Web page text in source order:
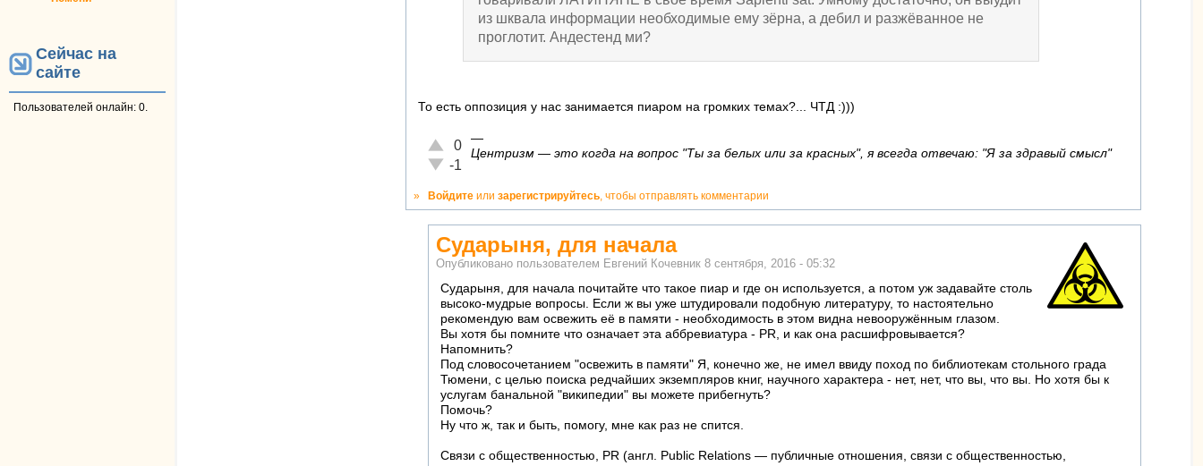
Сейчас на
сайте
Пользователей онлайн: 0.
из шквала информации необходимые ему зёрна, а дебил и разжёванное не
проглотит. Андестенд ми?
То есть оппозиция у нас занимается пиаром на громких темах?... ЧТД :)))
Отлично!
0
Неадекватно!
-1
—
Центризм — это когда на вопрос "Ты за белых или за красных", я всегда отвечаю: "Я за здравый смысл"
» Войдите или зарегистрируйтесь , чтобы отправлять комментарии
Сударыня, для начала
Опубликовано пользователем Евгений Кочевник 8 сентября, 2016 - 05:32
Сударыня, для начала почитайте что такое пиар и где он используется, а потом уж задавайте столь
высоко-мудрые вопросы. Если ж вы уже штудировали подобную литературу, то настоятельно
рекомендую вам освежить её в памяти - необходимость в этом видна невооружённым глазом.
Вы хотя бы помните что означает эта аббревиатура - PR, и как она расшифровывается?
Напомнить?
Под словосочетанием "освежить в памяти" Я, конечно же, не имел ввиду поход по библиотекам стольного града
Тюмени, с целью поиска редчайших экземпляров книг, научного характера - нет, нет, что вы, что вы. Но хотя бы к
услугам банальной "википедии" вы можете прибегнуть?
Помочь?
Ну что ж, так и быть, помогу, мне как раз не спится.
Связи с общественностью, PR (англ. Public Relations — публичные отношения, связи с общественностью,